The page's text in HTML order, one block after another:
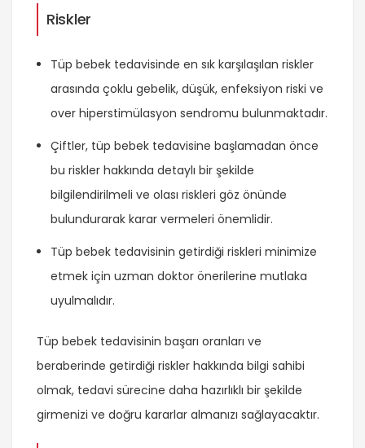
Riskler
Tüp bebek tedavisinde en sık karşılaşılan riskler
arasında çoklu gebelik, düşük, enfeksiyon riski ve
over hiperstimülasyon sendromu bulunmaktadır.
Çiftler, tüp bebek tedavisine başlamadan önce
bu riskler hakkında detaylı bir şekilde
bilgilendirilmeli ve olası riskleri göz önünde
bulundurarak karar vermeleri önemlidir.
Tüp bebek tedavisinin getirdiği riskleri minimize
etmek için uzman doktor önerilerine mutlaka
uyulmalıdır.
Tüp bebek tedavisinin başarı oranları ve
beraberinde getirdiği riskler hakkında bilgi sahibi
olmak, tedavi sürecine daha hazırlıklı bir şekilde
girmenizi ve doğru kararlar almanızı sağlayacaktır.